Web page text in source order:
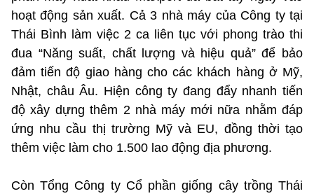
hoạt động sản xuất. Cả 3 nhà máy của Công ty tại
Thái Bình làm việc 2 ca liên tục với phong trào thi
đua “Năng suất, chất lượng và hiệu quả” để bảo
đảm tiến độ giao hàng cho các khách hàng ở Mỹ,
Nhật, châu Âu. Hiện công ty đang đẩy nhanh tiến
độ xây dựng thêm 2 nhà máy mới nữa nhằm đáp
ứng nhu cầu thị trường Mỹ và EU, đồng thời tạo
thêm việc làm cho 1.500 lao động địa phương.
Còn Tổng Công ty Cổ phần giống cây trồng Thái